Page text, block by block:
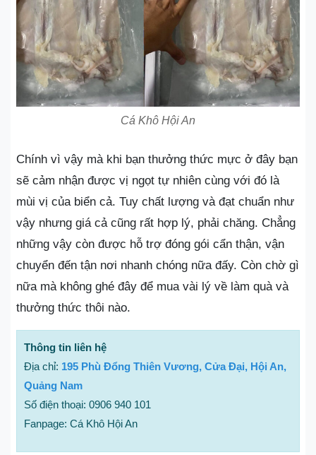
Cá Khô Hội An
Chính vì vậy mà khi bạn thưởng thức mực ở đây bạn
sẽ cảm nhận được vị ngọt tự nhiên cùng với đó là
mùi vị của biển cả. Tuy chất lượng và đạt chuẩn như
vậy nhưng giá cả cũng rất hợp lý, phải chăng. Chẳng
những vậy còn được hỗ trợ đóng gói cẩn thận, vận
chuyển đến tận nơi nhanh chóng nữa đấy. Còn chờ gì
nữa mà không ghé đây để mua vài lý về làm quà và
thưởng thức thôi nào.
Thông tin liên hệ
Địa chỉ: 195 Phù Đổng Thiên Vương, Cửa Đại, Hội An,
Quảng Nam
Số điện thoại: 0906 940 101
Fanpage: Cá Khô Hội An